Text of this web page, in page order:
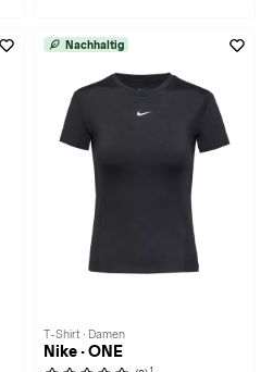
Nachhaltig
T-Shirt · Damen
Nike · ONE
1